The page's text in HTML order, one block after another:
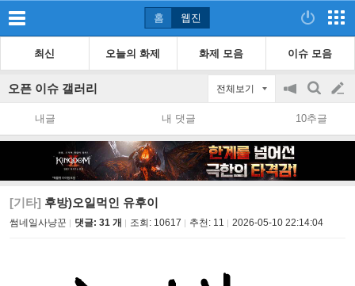
홈 웹진
최신 오늘의 화제 화제 모음 이슈 모음
오픈 이슈 갤러리 전체보기
공
지
on/off
검
색
글
쓰
내글 내 댓글 10추글
[기타] 후방)오일먹인 유후이
썸네일사냥꾼 댓글: 31 개 조회: 10617 추천: 11 2026-05-10 22:14:04